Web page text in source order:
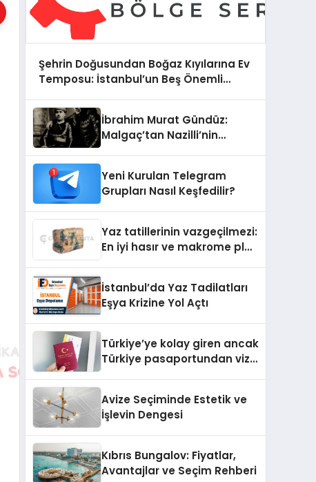
Şehrin Doğusundan Boğaz Kıyılarına Ev
Temposu: İstanbul’un Beş Önemli
İbrahim Murat Gündüz:
Malgaç’tan Nazilli’nin
Yeni Kurulan Telegram
Grupları Nasıl Keşfedilir?
Yaz tatillerinin vazgeçilmezi:
En iyi hasır ve makrome plaj
İstanbul’da Yaz Tadilatları
Eşya Krizine Yol Açtı
Türkiye’ye kolay giren ancak
Türkiye pasaportundan vize
Avize Seçiminde Estetik ve
İşlevin Dengesi
Kıbrıs Bungalov: Fiyatlar,
Avantajlar ve Seçim Rehberi